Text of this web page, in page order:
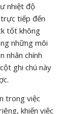
nhiệt độ
tiếp đến
tốt không
những môi
nhân chính
ghi chú này
trong việc
khiến việc